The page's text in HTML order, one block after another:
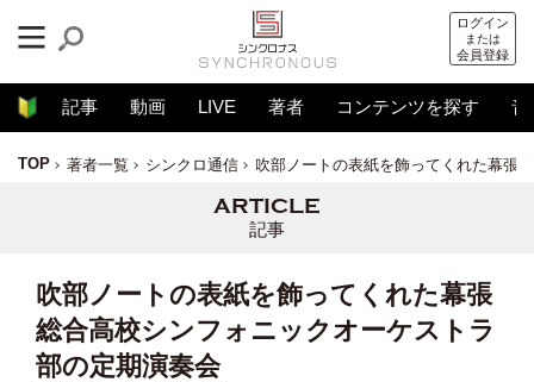
ログイン
または
会員登録
記事 動画 LIVE 著者 コンテンツを探す 音
TOP 著者一覧 シンクロ通信 吹部ノートの表紙を飾ってくれた幕張
記事
吹部ノートの表紙を飾ってくれた幕張
総合高校シンフォニックオーケストラ
部の定期演奏会